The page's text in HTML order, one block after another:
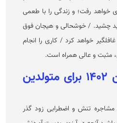
خواهد رفت؛ و زندگی را با طعمی
چشید. / خوشحالی و هیجان فوق
خواهد کرد / کاری را انجام
مثبت و عالی همراه است.
فال شمع ۴ بهمن ۱۴۰۲ برای متولدین
تنش و اضطرابی زود گذر